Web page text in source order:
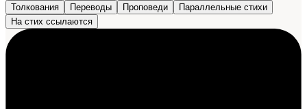
Толкования Переводы Проповеди
Параллельные стихи
На стих ссылаются